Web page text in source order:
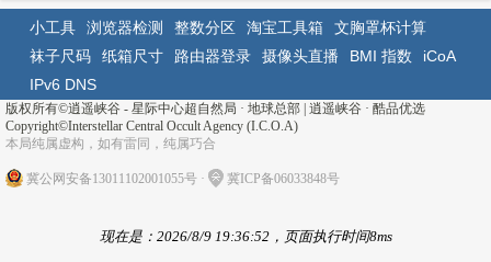
小工具 浏览器检测 整数分区 淘宝工具箱
文胸罩杯计算
袜子尺码
纸箱尺寸 路由器登录 摄像头直播 BMI 指数
iCoA
IPv6 DNS
版权所有©逍遥峡谷 - 星际中心超自然局 · 地球总部 逍遥峡谷 · 酷品优选
Copyright©Interstellar Central Occult Agency (I.C.O.A)
本局纯属虚构，如有雷同，纯属巧合
冀公网安备13011102001055号 · 冀ICP备06033848号
现在是：2026/8/9 19:36:52，页面执行时间8ms